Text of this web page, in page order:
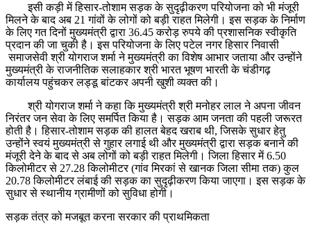
इसी कड़ी में हिसार-तोशाम सड़क के सुदृढ़ीकरण परियोजना को भी मंजूरी
मिलने के बाद अब 21 गांवों के लोगों को बड़ी राहत मिलेगी। इस सड़क के निर्माण
के लिए गत दिनों मुख्यमंत्री द्वारा 36.45 करोड़ रुपये की प्रशासनिक स्वीकृति
प्रदान की जा चुकी है। इस परियोजना के लिए पटेल नगर हिसार निवासी
समाजसेवी श्री योगराज शर्मा ने मुख्यमंत्री का विशेष आभार जताया और उन्होंने
मुख्यमंत्री के राजनीतिक सलाहकार श्री भारत भूषण भारती के चंडीगढ़
कार्यालय पहुंचकर लड्डू बांटकर अपनी खुशी व्यक्त की।
श्री योगराज शर्मा ने कहा कि मुख्यमंत्री श्री मनोहर लाल ने अपना जीवन
निरंतर जन सेवा के लिए समर्पित किया है। सड़क आम जनता की पहली जरूरत
होती है। हिसार-तोशाम सड़क की हालत बेहद खराब थी, जिसके सुधार हेतु
उन्होंने स्वयं मुख्यमंत्री से गुहार लगाई थी और मुख्यमंत्री द्वारा सड़क बनाने की
मंजूरी देने के बाद से अब लोगों को बड़ी राहत मिलेगी। जिला हिसार में 6.50
किलोमीटर से 27.28 किलोमीटर (गांव मिरकां से खानक जिला सीमा तक) कुल
20.78 किलोमीटर लंबाई की सड़क का सुदृढ़ीकरण किया जाएगा। इस सड़क के
सुधार से स्थानीय ग्रामीणों को सुविधा होगी।
सड़क तंत्र को मजबूत करना सरकार की प्राथमिकता